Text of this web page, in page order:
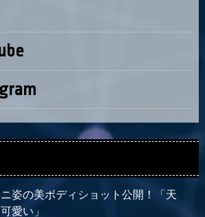
姿の美ボディショット公開！「天
愛い」